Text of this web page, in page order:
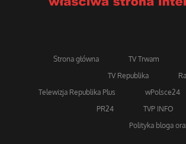
Strona główna TV Trwam
TV Republika
Telewizja Republika Plus
wPolsce24
PR24
TVP INFO
Polityka bloga